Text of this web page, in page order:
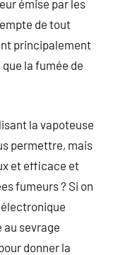
émise par les
de tout
principalement
la fumée de
la vapoteuse
permettre, mais
et efficace et
fumeurs ? Si on
au sevrage
donner la